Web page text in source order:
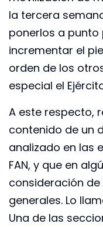
la tercera
ponerlos a
incrementar el
orden de los
especial el
A este respecto,
contenido de un
analizado en las
FAN, y que en
consideración
generales. Lo
Una de las